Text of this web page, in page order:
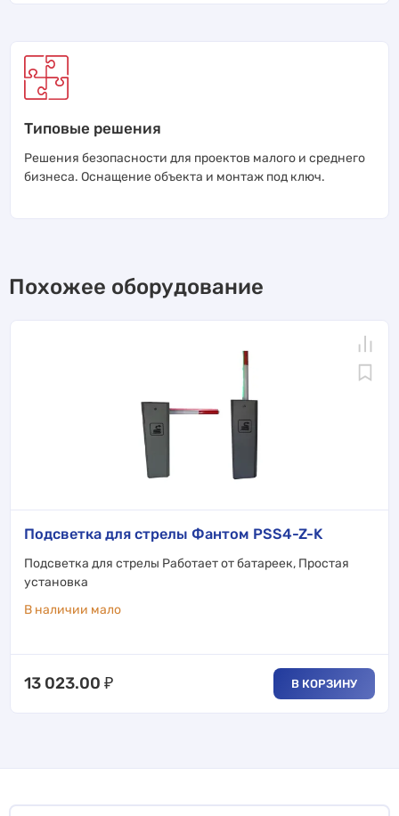
Типовые решения
Решения безопасности для проектов малого и среднего
бизнеса. Оснащение объекта и монтаж под ключ.
Похожее оборудование
Подсветка для стрелы Фантом PSS4-Z-K
Подсветка для стрелы Работает от батареек, Простая
установка
В наличии мало
13 023.00 ₽ В КОРЗИНУ